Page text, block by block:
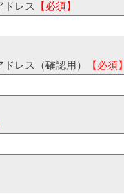
ドレス 【必須】
レス（確認用） 【必須